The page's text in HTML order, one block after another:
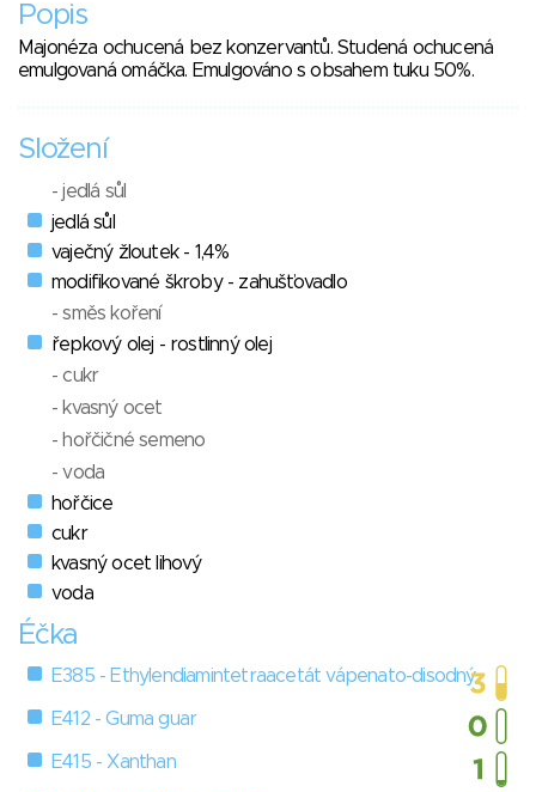
Popis
Majonéza ochucená bez konzervantů. Studená ochucená
emulgovaná omáčka. Emulgováno s obsahem tuku 50%.
Složení
- jedlá sůl
jedlá sůl
vaječný žloutek - 1,4%
modifikované škroby - zahušťovadlo
- směs koření
řepkový olej - rostlinný olej
- cukr
- kvasný ocet
- hořčičné semeno
- voda
hořčice
cukr
kvasný ocet lihový
voda
Éčka
E385 - Ethylendiamintetraacetát vápenato-disodný
E412 - Guma guar
E415 - Xanthan